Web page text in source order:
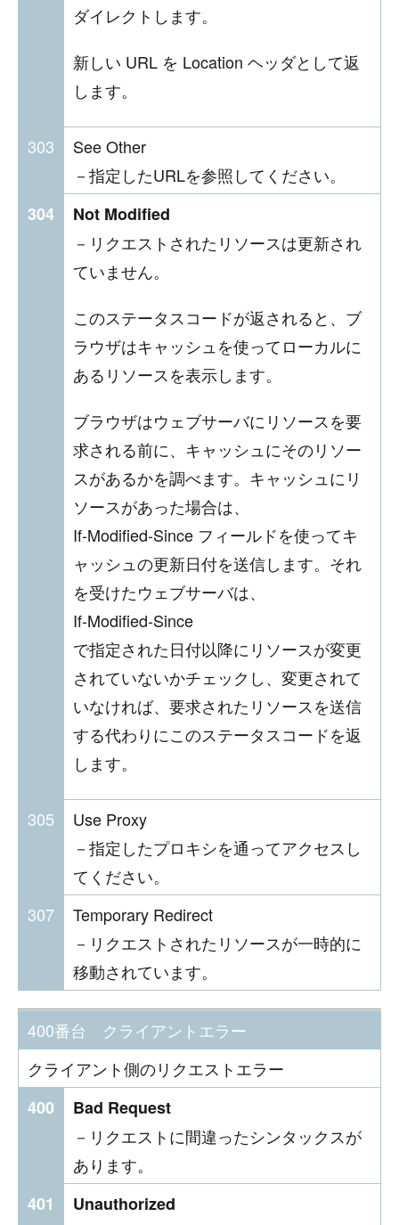
ダイレクトします。
新しい URL を Location ヘッダとして返
します。
303
See Other
－指定したURLを参照してください。
304
Not Modified
－リクエストされたリソースは更新され
ていません。
このステータスコードが返されると、ブ
ラウザはキャッシュを使ってローカルに
あるリソースを表示します。
ブラウザはウェブサーバにリソースを要
求される前に、キャッシュにそのリソー
スがあるかを調べます。キャッシュにリ
ソースがあった場合は、
If-Modified-Since フィールドを使ってキ
ャッシュの更新日付を送信します。それ
を受けたウェブサーバは、
If-Modified-Since
で指定された日付以降にリソースが変更
されていないかチェックし、変更されて
いなければ、要求されたリソースを送信
する代わりにこのステータスコードを返
します。
305
Use Proxy
－指定したプロキシを通ってアクセスし
てください。
307
Temporary Redirect
－リクエストされたリソースが一時的に
移動されています。
400番台 クライアントエラー
クライアント側のリクエストエラー
400
Bad Request
－リクエストに間違ったシンタックスが
あります。
401
Unauthorized